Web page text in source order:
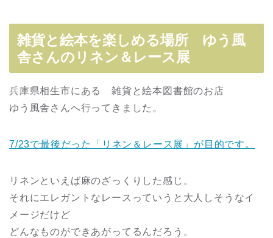
雑貨と絵本を楽しめる場所 ゆう風
舎さんのリネン＆レース展
兵庫県相生市にある 雑貨と絵本図書館のお店
ゆう風舎さんへ行ってきました。
7/23で最後だった「リネン＆レース展」が目的です。
リネンといえば麻のざっくりした感じ。
それにエレガントなレースっていうと大人しそうなイ
メージだけど
どんなものができあがってるんだろう。